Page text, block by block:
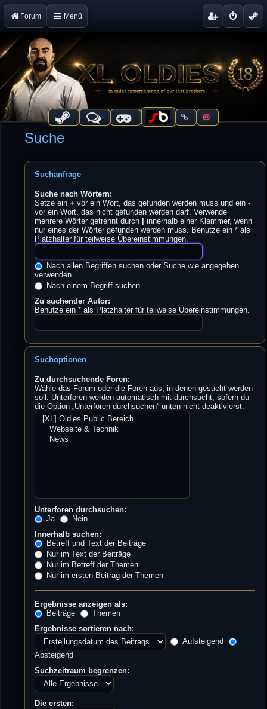
Forum Menü
Suche
Suchanfrage
Suche nach Wörtern:
Setze ein+ vor ein Wort, das gefunden werden muss und ein-
vor ein Wort, das nicht gefunden werden darf. Verwende
mehrere Wörter getrennt durch
innerhalb einer Klammer, wenn
nur eines der Wörter gefunden werden muss. Benutze ein * als
Platzhalter für teilweise Übereinstimmungen.
Nach allen Begriffen suchen oder Suche wie angegeben
verwenden
Nach einem Begriff suchen
Zu suchender Autor:
Benutze ein * als Platzhalter für teilweise Übereinstimmungen.
Suchoptionen
Zu durchsuchende Foren:
Wähle das Forum oder die Foren aus, in denen gesucht werden
soll. Unterforen werden automatisch mit durchsucht, sofern du
die Option „Unterforen durchsuchen“ unten nicht deaktivierst.
Unterforen durchsuchen:
Ja
Nein
Innerhalb suchen:
Betreff und Text der Beiträge
Nur im Text der Beiträge
Nur im Betreff der Themen
Nur im ersten Beitrag der Themen
Ergebnisse anzeigen als:
Beiträge
Themen
Ergebnisse sortieren nach:
Aufsteigend
Absteigend
Suchzeitraum begrenzen:
Die ersten: